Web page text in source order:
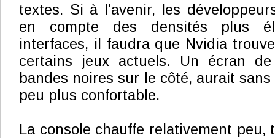
textes. Si à l'avenir, les
en compte des densités plus
interfaces, il faudra que Nvidia
certains jeux actuels. Un écran
bandes noires sur le côté, aurait
peu plus confortable.
La console chauffe relativement peu,